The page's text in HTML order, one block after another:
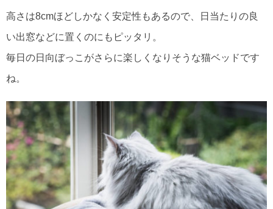
高さは8cmほどしかなく安定性もあるので、日当たりの良
い出窓などに置くのにもピッタリ。
毎日の日向ぼっこがさらに楽しくなりそうな猫ベッドです
ね。